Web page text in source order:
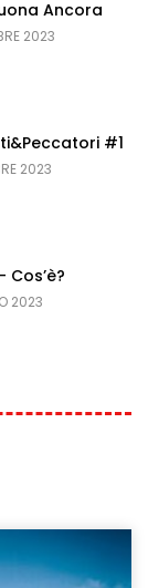
Ancora
2023
#1
2023
Cos’è?
2023